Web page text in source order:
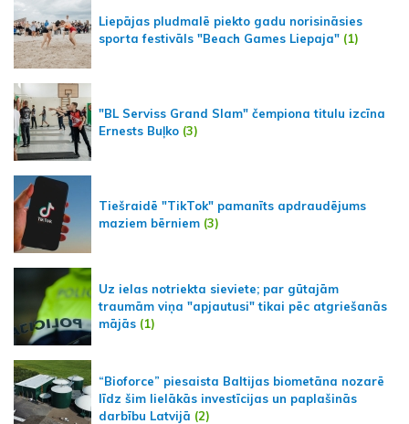
Liepājas pludmalē piekto gadu norisināsies
sporta festivāls "Beach Games Liepaja" (1)
"BL Serviss Grand Slam" čempiona titulu izcīna
Ernests Buļko (3)
Tiešraidē "TikTok" pamanīts apdraudējums
maziem bērniem (3)
Uz ielas notriekta sieviete; par gūtajām
traumām viņa "apjautusi" tikai pēc atgriešanās
mājās (1)
“Bioforce” piesaista Baltijas biometāna nozarē
līdz šim lielākās investīcijas un paplašinās
darbību Latvijā (2)